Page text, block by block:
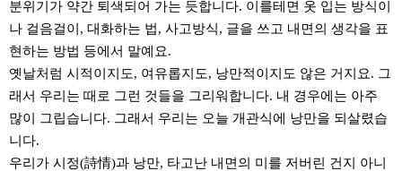
분위기가 약간 퇴색되어 가는 듯합니다. 이를테면 옷 입는 방식이
나 걸음걸이, 대화하는 법, 사고방식, 글을 쓰고 내면의 생각을 표
현하는 방법 등에서 말예요.
옛날처럼 시적이지도, 여유롭지도, 낭만적이지도 않은 거지요. 그
래서 우리는 때로 그런 것들을 그리워합니다. 내 경우에는 아주
많이 그립습니다. 그래서 우리는 오늘 개관식에 낭만을 되살렸습
니다.
우리가 시정(詩情)과 낭만, 타고난 내면의 미를 저버린 건지 아니